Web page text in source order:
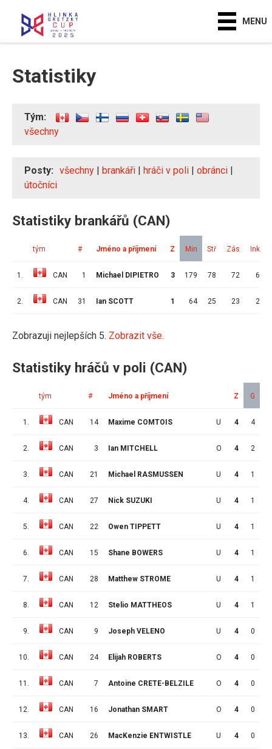
MENU
Statistiky
Tým:
všechny
Posty: všechny | brankáři | hráči v poli | obránci |
útočníci
Statistiky brankářů (CAN)
tým # Jméno a příjmení Z Min Stř Zás Ink
1. CAN 1 Michael DIPIETRO 3 179 78 72 6
2. CAN 31 Ian SCOTT 1 64 25 23 2
Zobrazuji nejlepších 5. Zobrazit vše.
Statistiky hráčů v poli (CAN)
tým # Jméno a příjmení Z G
1. CAN 14 Maxime COMTOIS U 4 4
2. CAN 3 Ian MITCHELL O 4 2
3. CAN 21 Michael RASMUSSEN U 4 1
4. CAN 27 Nick SUZUKI U 4 1
5. CAN 22 Owen TIPPETT U 4 1
6. CAN 15 Shane BOWERS U 4 1
7. CAN 28 Matthew STROME U 4 1
8. CAN 12 Stelio MATTHEOS U 4 1
9. CAN 9 Joseph VELENO U 4 0
10. CAN 24 Elijah ROBERTS O 4 0
11. CAN 7 Antoine CRETE-BELZILE O 4 0
12. CAN 16 Jonathan SMART O 4 0
13. CAN 26 MacKenzie ENTWISTLE U 4 0